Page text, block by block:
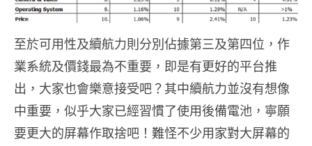
至於可用性及續航力則分別佔據第三及第四位，作
業系統及價錢最為不重要，即是有更好的平台推
出，大家也會樂意接受吧？其中續航力並沒有想像
中重要，似乎大家已經習慣了使用後備電池，寧願
要更大的屏幕作取捨吧！難怪不少用家對大屏幕的